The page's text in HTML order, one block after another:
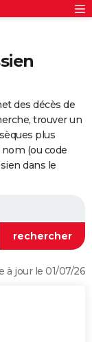
des décès de
trouver un
plus
(ou code
dans le
à jour le 01/07/26